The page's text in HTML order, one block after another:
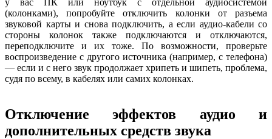
(колонками), попробуйте отключить колонки от разъема
звуковой карты и снова подключить, а если аудио-кабели со
стороны колонок также подключаются и отключаются,
переподключите и их тоже. По возможности, проверьте
воспроизведение с другого источника (например, с телефона)
— если и с него звук продолжает хрипеть и шипеть, проблема,
судя по всему, в кабелях или самих колонках.
Отключение эффектов аудио и
дополнительных средств звука